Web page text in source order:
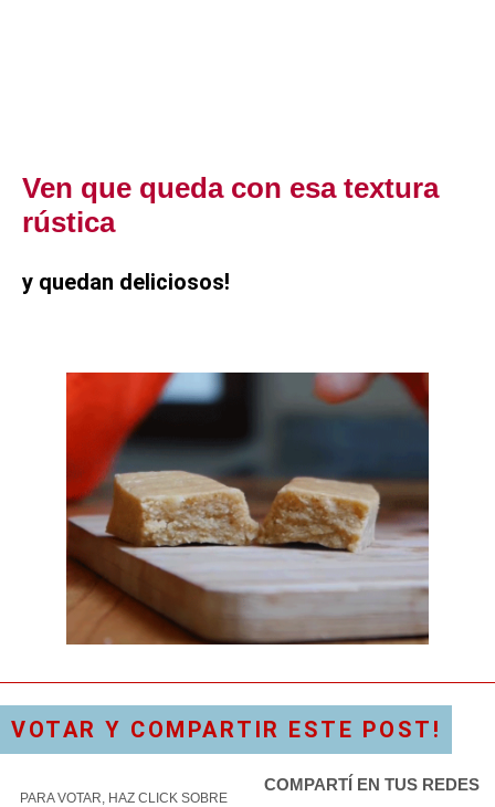
Ven que queda con esa textura
rústica
y quedan deliciosos!
VOTAR Y COMPARTIR ESTE POST!
PARA VOTAR, HAZ CLICK SOBRE
COMPARTÍ EN TUS REDES